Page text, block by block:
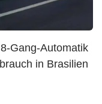
Gang-Automatik
in Brasilien